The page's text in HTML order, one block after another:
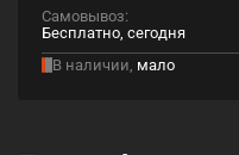
Самовывоз:
Бесплатно, сегодня
В наличии, мало